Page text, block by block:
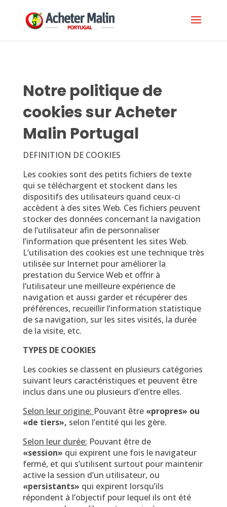
Notre politique de
cookies sur Acheter
Malin Portugal
DEFINITION DE COOKIES
Les cookies sont des petits fichiers de texte
qui se téléchargent et stockent dans les
dispositifs des utilisateurs quand ceux-ci
accèdent à des sites Web. Ces fichiers peuvent
stocker des données concernant la navigation
de l’utilisateur afin de personnaliser
l’information que présentent les sites Web.
L’utilisation des cookies est une technique très
utilisée sur Internet pour améliorer la
prestation du Service Web et offrir à
l’utilisateur une meilleure expérience de
navigation et aussi garder et récupérer des
préférences, recueillir l’information statistique
de sa navigation, sur les sites visités, la durée
de la visite, etc.
TYPES DE COOKIES
Les cookies se classent en plusieurs catégories
suivant leurs caractéristiques et peuvent être
inclus dans une ou plusieurs d’entre elles.
Selon leur origine: Pouvant être «propres» ou
«de tiers», selon l’entité qui les gère.
Selon leur durée: Pouvant être de
«session» qui expirent une fois le navigateur
fermé, et qui s’utilisent surtout pour maintenir
active la session d’un utilisateur, ou
«persistants» qui expirent lorsqu’ils
répondent à l’objectif pour lequel ils ont été